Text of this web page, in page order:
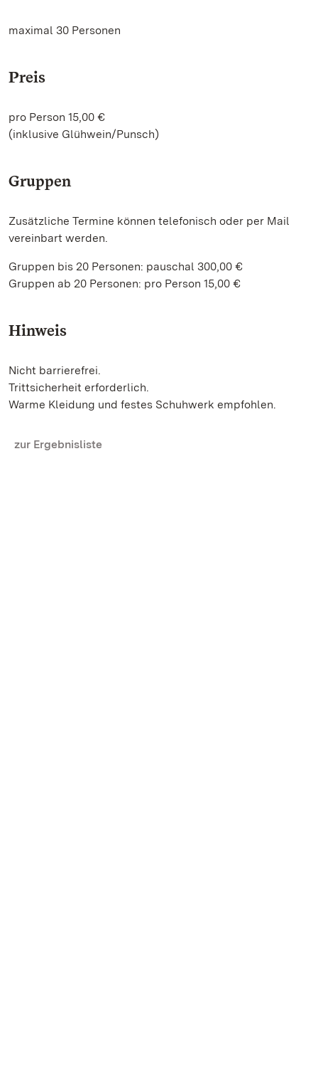
maximal 30 Personen
Preis
pro Person 15,00 €
(inklusive Glühwein/Punsch)
Gruppen
Zusätzliche Termine können telefonisch oder per Mail
vereinbart werden.
Gruppen bis 20 Personen: pauschal 300,00 €
Gruppen ab 20 Personen: pro Person 15,00 €
Hinweis
Nicht barrierefrei.
Trittsicherheit erforderlich.
Warme Kleidung und festes Schuhwerk empfohlen.
zur Ergebnisliste